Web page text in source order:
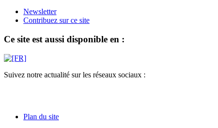
Newsletter
Contribuez sur ce site
Ce site est aussi disponible en :
Suivez notre actualité sur les réseaux sociaux :
Plan du site